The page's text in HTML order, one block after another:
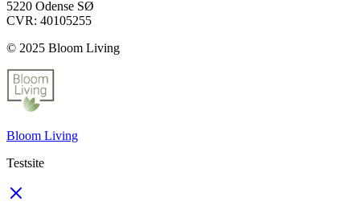
5220 Odense SØ
CVR: 40105255
© 2025 Bloom Living
Bloom Living
Testsite